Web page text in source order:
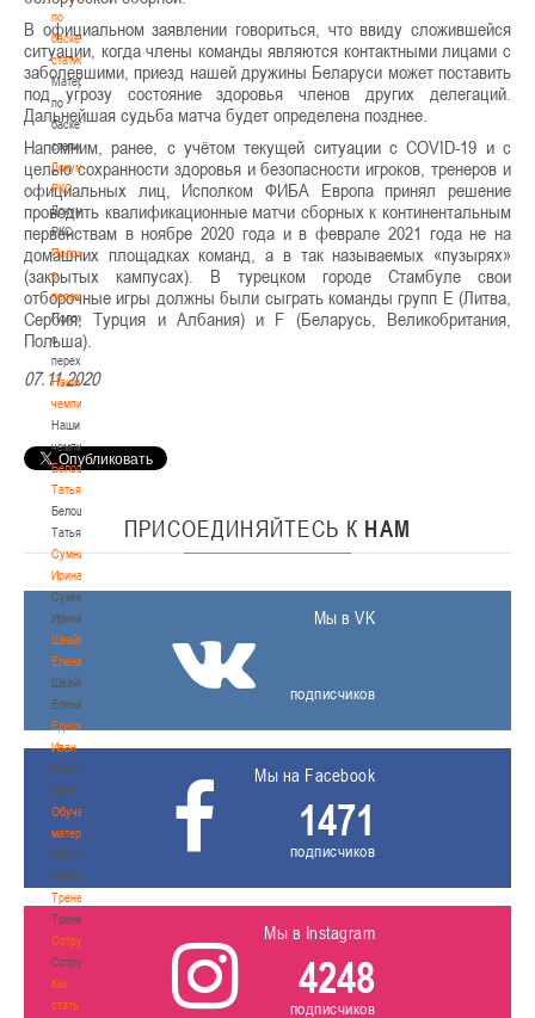
по
баскетбольной
статистике
Материалы
по
баскетбольной
статистике
Документы
РКС
Документы
РКС
Положение
о
переходах
Положение
о
переходах
Наши
чемпионы
Наши
чемпионы
Белошапко
Татьяна
Белошапко
Татьяна
Сумникова
Ирина
Сумникова
Ирина
Швайбович
Елена
Швайбович
Елена
Едешко
Иван
Едешко
Иван
Обучающие
материалы
Обучающие
материалы
Тренерам
Тренерам
Сотрудничество
Сотрудничество
Как
стать
В официальном заявлении говориться, что ввиду сложившейся
ситуации, когда члены команды являются контактными лицами с
заболевшими, приезд нашей дружины Беларуси может поставить
под угрозу состояние здоровья членов других делегаций.
Дальнейшая судьба матча будет определена позднее.
Напомним, ранее, с учётом текущей ситуации с COVID-19 и с
целью сохранности здоровья и безопасности игроков, тренеров и
официальных лиц, Исполком ФИБА Европа принял решение
проводить квалификационные матчи сборных к континентальным
первенствам в ноябре 2020 года и в феврале 2021 года не на
домашних площадках команд, а в так называемых «пузырях»
(закрытых кампусах). В турецком городе Стамбуле свои
отборочные игры должны были сыграть команды групп Е (Литва,
Сербия, Турция и Албания) и F (Беларусь, Великобритания,
Польша).
07.11.2020
ПРИСОЕДИНЯЙТЕСЬ К НАМ
Мы в VK
подписчиков
Мы на Facebook
1471
подписчиков
Мы в Instagram
4248
подписчиков